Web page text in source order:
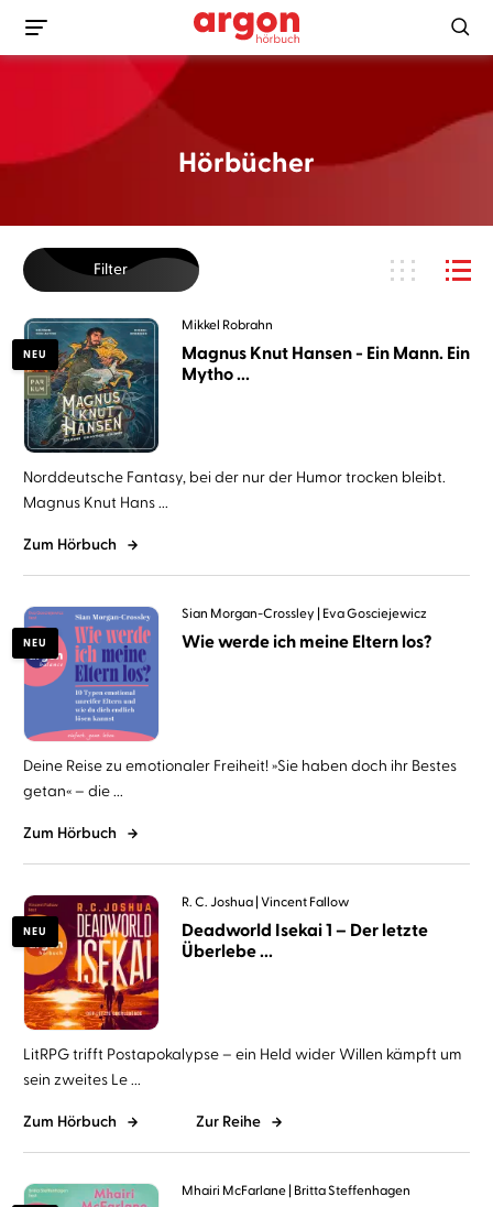
Hörbücher
Filter
NEU
Mikkel Robrahn
Magnus Knut Hansen - Ein Mann. Ein
Mytho ...
Norddeutsche Fantasy, bei der nur der Humor trocken bleibt.
Magnus Knut Hans ...
Zum Hörbuch
NEU
Sian Morgan-Crossley Eva Gosciejewicz
Wie werde ich meine Eltern los?
Deine Reise zu emotionaler Freiheit! »Sie haben doch ihr Bestes
getan« – die ...
Zum Hörbuch
NEU
R. C. Joshua Vincent Fallow
Deadworld Isekai 1 – Der letzte
Überlebe ...
LitRPG trifft Postapokalypse – ein Held wider Willen kämpft um
sein zweites Le ...
Zum Hörbuch Zur Reihe
Mhairi McFarlane Britta Steffenhagen